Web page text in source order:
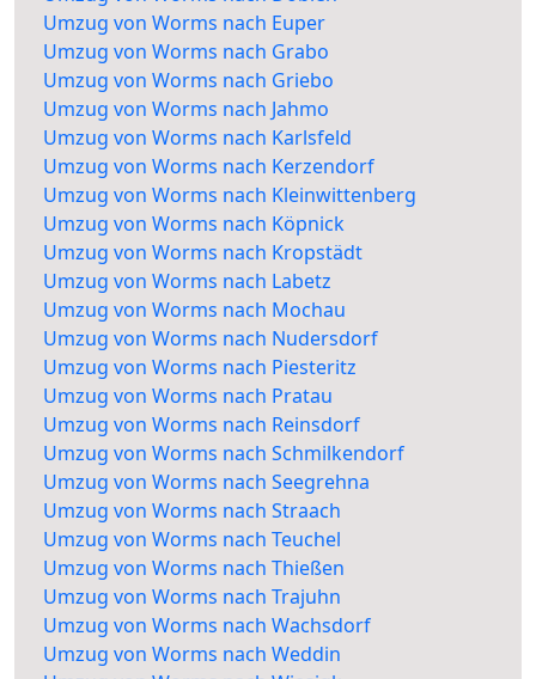
Umzug von Worms nach Euper
Umzug von Worms nach Grabo
Umzug von Worms nach Griebo
Umzug von Worms nach Jahmo
Umzug von Worms nach Karlsfeld
Umzug von Worms nach Kerzendorf
Umzug von Worms nach Kleinwittenberg
Umzug von Worms nach Köpnick
Umzug von Worms nach Kropstädt
Umzug von Worms nach Labetz
Umzug von Worms nach Mochau
Umzug von Worms nach Nudersdorf
Umzug von Worms nach Piesteritz
Umzug von Worms nach Pratau
Umzug von Worms nach Reinsdorf
Umzug von Worms nach Schmilkendorf
Umzug von Worms nach Seegrehna
Umzug von Worms nach Straach
Umzug von Worms nach Teuchel
Umzug von Worms nach Thießen
Umzug von Worms nach Trajuhn
Umzug von Worms nach Wachsdorf
Umzug von Worms nach Weddin